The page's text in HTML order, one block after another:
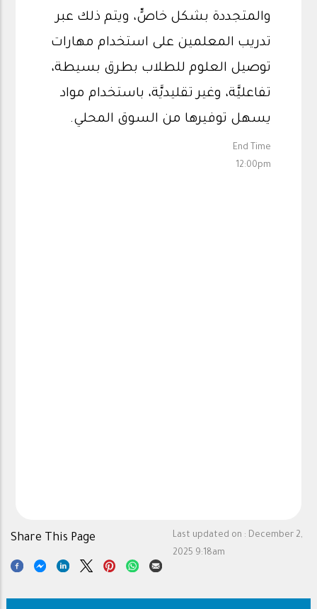
والمتجددة بشكل خاصٍّ، ويتم ذلك عبر
تدريب المعلمين على استخدام مهارات
توصيل العلوم للطلاب بطرق بسيطة،
تفاعليَّة، وغير تقليديَّة، باستخدام مواد
يسهل توفيرها من السوق المحلي.
End Time
12:00pm
Last updated on : December 2,
2025 9:18am
Share This Page